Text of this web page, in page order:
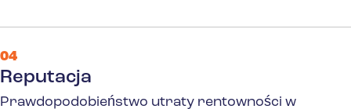
04
Reputacja
Prawdopodobieństwo utraty rentowności w